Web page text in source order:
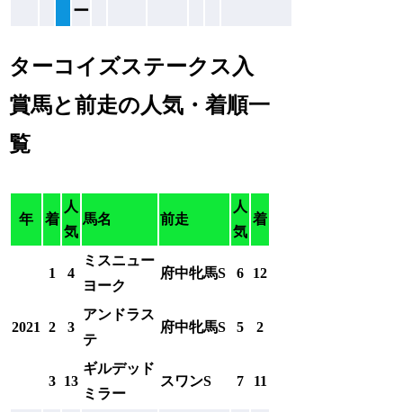
ー
ターコイズステークス入
賞馬と前走の人気・着順一
覧
年 着
人
気
馬名 前走
人
気
着
2021
1 4
ミスニュー
ヨーク
府中牝馬S 6 12
2 3
アンドラス
テ
府中牝馬S 5 2
3 13
ギルデッド
ミラー
スワンS 7 11